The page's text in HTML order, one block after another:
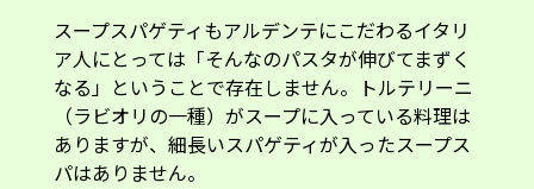
スープスパゲティもアルデンテにこだわるイタリ
ア人にとっては「そんなのパスタが伸びてまずく
なる」ということで存在しません。トルテリーニ
（ラビオリの一種）がスープに入っている料理は
ありますが、細長いスパゲティが入ったスープス
パはありません。